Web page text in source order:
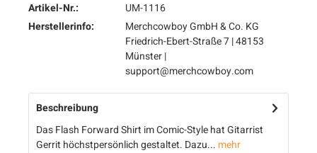
Artikel-Nr.:
UM-1116
Herstellerinfo:
Merchcowboy GmbH & Co. KG
Friedrich-Ebert-Straße 7 | 48153
Münster |
support@merchcowboy.com
Beschreibung
Das Flash Forward Shirt im Comic-Style hat Gitarrist
Gerrit höchstpersönlich gestaltet. Dazu... mehr